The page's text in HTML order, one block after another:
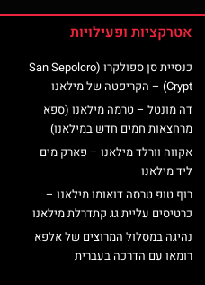
אטרקציות ופעילויות
כנסיית סן ספולקרו (San Sepolcro
Crypt) – הקריפטה של מילאנו
דה מונטל – טרמה מילאנו (ספא
מרחצאות חמים חדש במילאנו)
אקווה וורלד מילאנו – פארק מים
ליד מילאנו
רוף טופ טרסה דואומו מילאנו –
כרטיסים עליית גג קתדרלת מילאנו
נהיגה במסלול המרוצים של אלפא
רומאו עם הדרכה בעברית